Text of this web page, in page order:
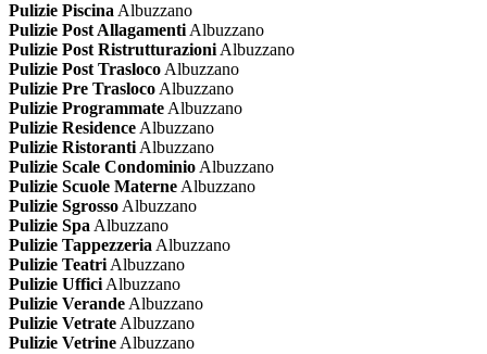
Pulizie Piscina Albuzzano
Pulizie Post Allagamenti Albuzzano
Pulizie Post Ristrutturazioni Albuzzano
Pulizie Post Trasloco Albuzzano
Pulizie Pre Trasloco Albuzzano
Pulizie Programmate Albuzzano
Pulizie Residence Albuzzano
Pulizie Ristoranti Albuzzano
Pulizie Scale Condominio Albuzzano
Pulizie Scuole Materne Albuzzano
Pulizie Sgrosso Albuzzano
Pulizie Spa Albuzzano
Pulizie Tappezzeria Albuzzano
Pulizie Teatri Albuzzano
Pulizie Uffici Albuzzano
Pulizie Verande Albuzzano
Pulizie Vetrate Albuzzano
Pulizie Vetrine Albuzzano